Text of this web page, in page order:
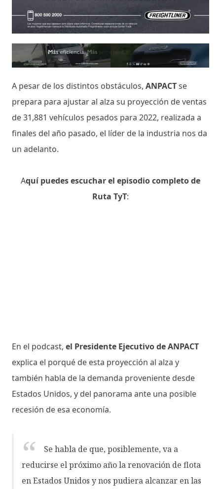
A pesar de los distintos obstáculos, ANPACTse
prepara para ajustar al alza su proyección de ventas
de 31,881 vehículos pesados para 2022, realizada a
finales del año pasado, el líder de la industria nos da
un adelanto.
Aquí puedes escuchar el episodio completo de
Ruta TyT:
En el podcast, el Presidente Ejecutivo de ANPACT
explica el porqué de esta proyección al alza y
también habla de la demanda proveniente desde
Estados Unidos, y del panorama ante una posible
recesión de esa economía.
Se habla de que, posiblemente, va a
reducirse el próximo año la renovación de flota
en Estados Unidos y nos pudiera alcanzar en las